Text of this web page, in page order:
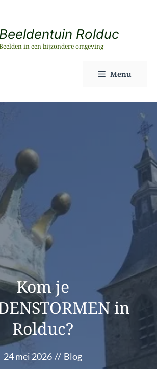
Beeldentuin Rolduc
in een bijzondere omgeving
Menu
Kom je
in
Rolduc?
24 mei 2026 // Blog